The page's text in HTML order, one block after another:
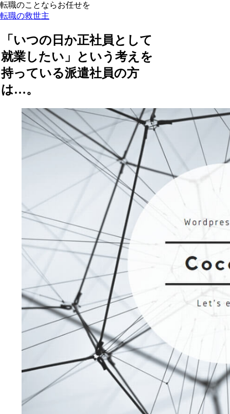
転職のことならお任せを
転職の救世主
「いつの日か正社員として
就業したい」という考えを
持っている派遣社員の方
は…。